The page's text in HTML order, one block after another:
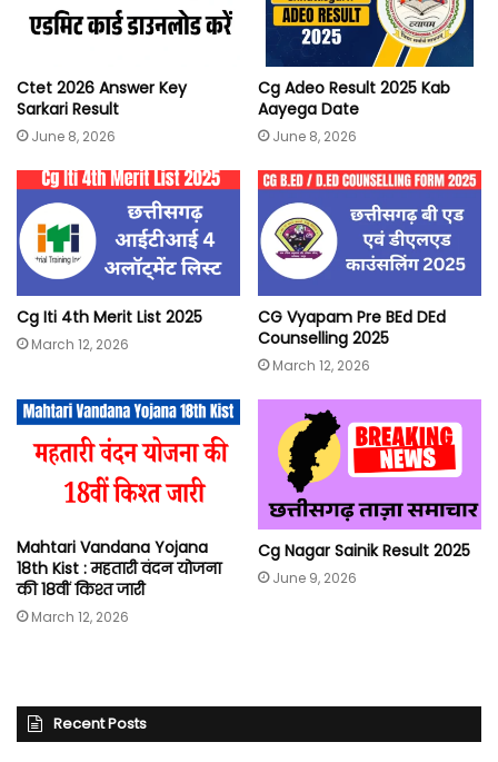
Ctet 2026 Answer Key
Sarkari Result
June 8, 2026
Cg Adeo Result 2025 Kab
Aayega Date
June 8, 2026
Cg Iti 4th Merit List 2025
March 12, 2026
CG Vyapam Pre BEd DEd
Counselling 2025
March 12, 2026
Mahtari Vandana Yojana
18th Kist : महतारी वंदन योजना
की 18वीं किश्त जारी
March 12, 2026
Cg Nagar Sainik Result 2025
June 9, 2026
Recent Posts